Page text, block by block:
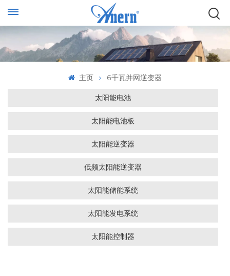
主页 6千瓦并网逆变器
太阳能电池
太阳能电池板
太阳能逆变器
低频太阳能逆变器
太阳能储能系统
太阳能发电系统
太阳能控制器